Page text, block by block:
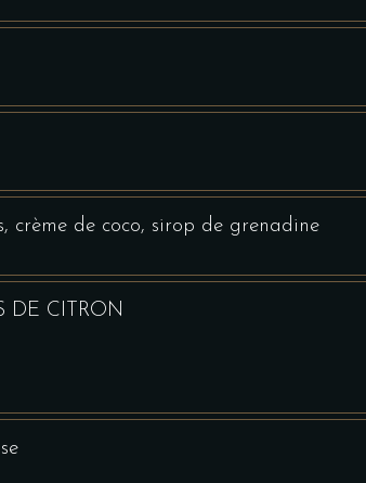
crème de coco, sirop de grenadine
DE CITRON